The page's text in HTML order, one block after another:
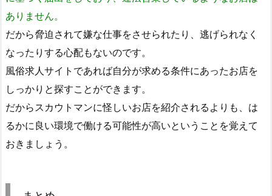
ありません。
だから脅迫されて嫌な仕事をさせられたり、逃げられなく
なったりする心配もないのです。
風俗求人サイトであれば自分が求める条件にあったお店を
しっかりと探すことができます。
だからスカウトマンに怪しいお店を紹介されるよりも、は
るかに良い環境で働ける可能性が高いということを覚えて
おきましょう。